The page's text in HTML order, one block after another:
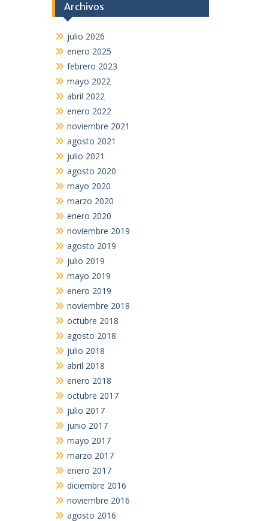
Archivos
julio 2026
enero 2025
febrero 2023
mayo 2022
abril 2022
enero 2022
noviembre 2021
agosto 2021
julio 2021
agosto 2020
mayo 2020
marzo 2020
enero 2020
noviembre 2019
agosto 2019
julio 2019
mayo 2019
enero 2019
noviembre 2018
octubre 2018
agosto 2018
julio 2018
abril 2018
enero 2018
octubre 2017
julio 2017
junio 2017
mayo 2017
marzo 2017
enero 2017
diciembre 2016
noviembre 2016
agosto 2016